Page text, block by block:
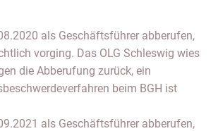
als Geschäftsführer abberufen,
vorging. Das OLG Schleswig wies
die Abberufung zurück, ein
beim BGH ist
als Geschäftsführer abberufen,